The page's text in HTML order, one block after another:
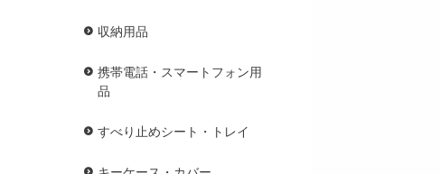
収納用品
携帯電話・スマートフォン用
品
すべり止めシート・トレイ